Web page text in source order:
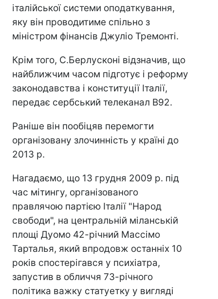
італійської системи оподаткування,
яку він проводитиме спільно з
міністром фінансів Джуліо Тремонті.
Крім того, С.Берлусконі відзначив, що
найближчим часом підготує і реформу
законодавства і конституції Італії,
передає сербський телеканал В92.
Раніше він пообіцяв перемогти
організовану злочинність у країні до
2013 р.
Нагадаємо, що 13 грудня 2009 р. під
час мітингу, організованого
правлячою партією Італії "Народ
свободи", на центральній міланській
площі Дуомо 42-річний Массімо
Тарталья, який впродовж останніх 10
років спостерігався у психіатра,
запустив в обличчя 73-річного
політика важку статуетку у вигляді